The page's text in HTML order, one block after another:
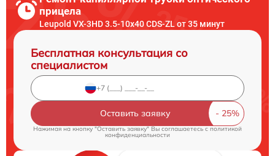
прицела
Leupold VX-3HD 3.5-10x40 CDS-ZL от 35 минут
Бесплатная консультация со
специалистом
Оставить заявку
Нажимая на кнопку "Оставить заявку" Вы соглашаетесь cполитикой
конфиденциальности